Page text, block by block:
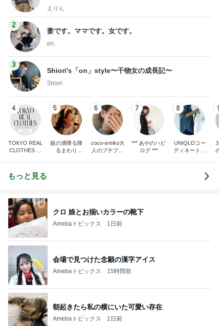
えりん
2
妻です。ママです。女です。
eri.
3
Shiori's「on」style〜干物女の成長記〜
Shiori
4
TOKYO REAL
CLOTHES 大
5
銀の滴降る降
るまわり
6
coco-eririko大
人のプチプラ
7
*** あやのハピ
ログ ***
8
UNIQLOコー
ディネート日
もっと見る
クロ 娘とお揃いカラーの靴下
Amebaトピックス 1日前
会場で見つけた念願の漢字アイス
Amebaトピックス 15時間前
朝起きたら私の横にいた可愛い存在
Amebaトピックス 1日前